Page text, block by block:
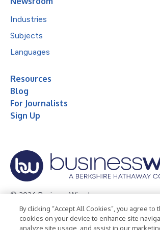
Industries
Subjects
Languages
Resources
Blog
For Journalists
Sign Up
© 2026 Business Wire, Inc.
Privacy Policy Cookie Policy
By clicking “Accept All Cookies”, you agree to
cookies on your device to enhance site
analyze site usage, and assist in our